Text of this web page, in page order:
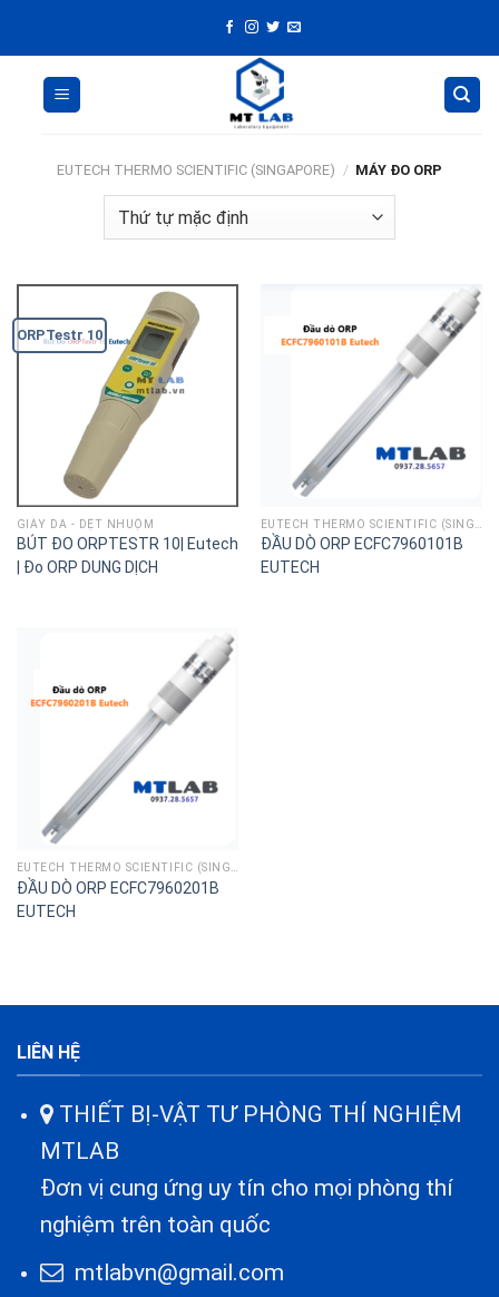
EUTECH THERMO SCIENTIFIC (SINGAPORE) / MÁY ĐO ORP
ORPTestr 10
GIÀY DA - DỆT NHUỘM
BÚT ĐO ORPTESTR 10| Eutech
| Đo ORP DUNG DỊCH
ĐẦU DÒ ORP ECFC7960101B
EUTECH
EUTECH THERMO SCIENTIFIC (SINGAPORE)
ĐẦU DÒ ORP ECFC7960201B
EUTECH
LIÊN HỆ
THIẾT BỊ-VẬT TƯ PHÒNG THÍ NGHIỆM
MTLAB
Đơn vị cung ứng uy tín cho mọi phòng thí
nghiệm trên toàn quốc
mtlabvn@gmail.com